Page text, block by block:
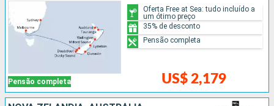
Pensão completa US$ 2,179
Oferta Free at Sea: tudo incluído a
um ótimo preço
35% de desconto
Pensão completa